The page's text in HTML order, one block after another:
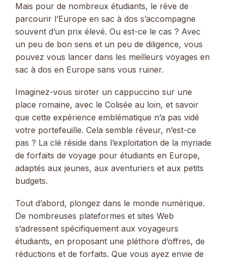
Mais pour de nombreux étudiants, le rêve de
parcourir l’Europe en sac à dos s’accompagne
souvent d’un prix élevé. Ou est-ce le cas ? Avec
un peu de bon sens et un peu de diligence, vous
pouvez vous lancer dans les meilleurs voyages en
sac à dos en Europe sans vous ruiner.
Imaginez-vous siroter un cappuccino sur une
place romaine, avec le Colisée au loin, et savoir
que cette expérience emblématique n’a pas vidé
votre portefeuille. Cela semble rêveur, n’est-ce
pas ? La clé réside dans l’exploitation de la myriade
de forfaits de voyage pour étudiants en Europe,
adaptés aux jeunes, aux aventuriers et aux petits
budgets.
Tout d’abord, plongez dans le monde numérique.
De nombreuses plateformes et sites Web
s’adressent spécifiquement aux voyageurs
étudiants, en proposant une pléthore d’offres, de
réductions et de forfaits. Que vous ayez envie de